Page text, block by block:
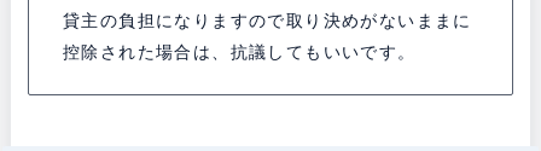
貸主の負担になりますので取り決めがないままに
控除された場合は、抗議してもいいです。